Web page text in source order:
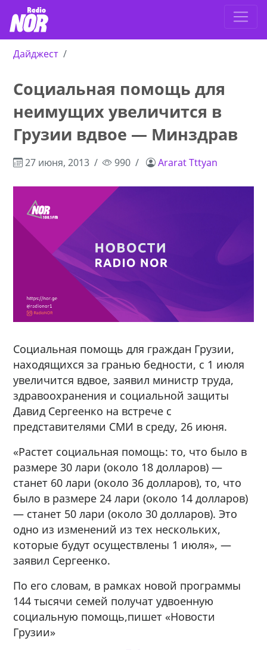
Дайджест
Социальная помощь для
неимущих увеличится в
Грузии вдвое — Минздрав
27 июня, 2013 990 Ararat Tttyan
Социальная помощь для граждан Грузии,
находящихся за гранью бедности, с 1 июля
увеличится вдвое, заявил министр труда,
здравоохранения и социальной защиты
Давид Сергеенко на встрече с
представителями СМИ в среду, 26 июня.
«Растет социальная помощь: то, что было в
размере 30 лари (около 18 долларов) —
станет 60 лари (около 36 долларов), то, что
было в размере 24 лари (около 14 долларов)
— станет 50 лари (около 30 долларов). Это
одно из изменений из тех нескольких,
которые будут осуществлены 1 июля», —
заявил Сергеенко.
По его словам, в рамках новой программы
144 тысячи семей получат удвоенную
социальную помощь,пишет «Новости
Грузии»